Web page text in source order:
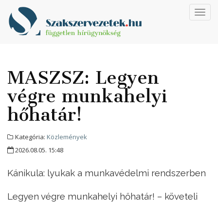
MASZSZ: Legyen
végre munkahelyi
hőhatár!
Kategória: Közlemények
2026.08.05. 15:48
Kánikula: lyukak a munkavédelmi rendszerben
Legyen végre munkahelyi hőhatár! – követeli